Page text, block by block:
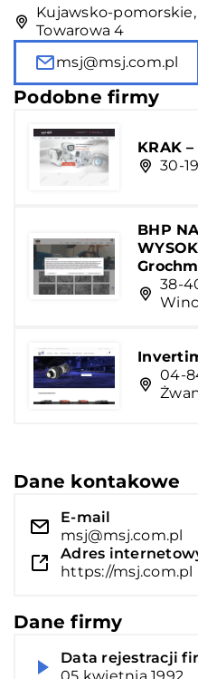
Kujawsko-
Towarowa 4
msj@msj.com.pl
Podobne firmy
KRAK
30-
BHP
38-
04-
Dane kontakowe
E-mail
msj@msj.com.pl
Adres
https://msj.com.pl
Dane firmy
Data rejestracji